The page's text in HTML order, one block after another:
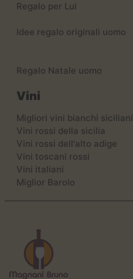
Regalo per Lui
Idee regalo originali uomo
Regalo Natale uomo
Vini
Migliori vini bianchi siciliani
Vini rossi della sicilia
Vini rossi dell'alto adige
Vini toscani rossi
Vini italiani
Miglior Barolo